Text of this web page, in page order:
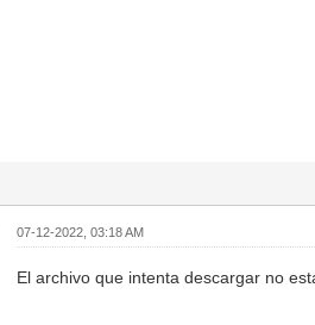
07-12-2022, 03:18 AM
El archivo que intenta descargar no